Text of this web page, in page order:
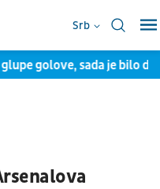
Srb
sada je bilo dobro